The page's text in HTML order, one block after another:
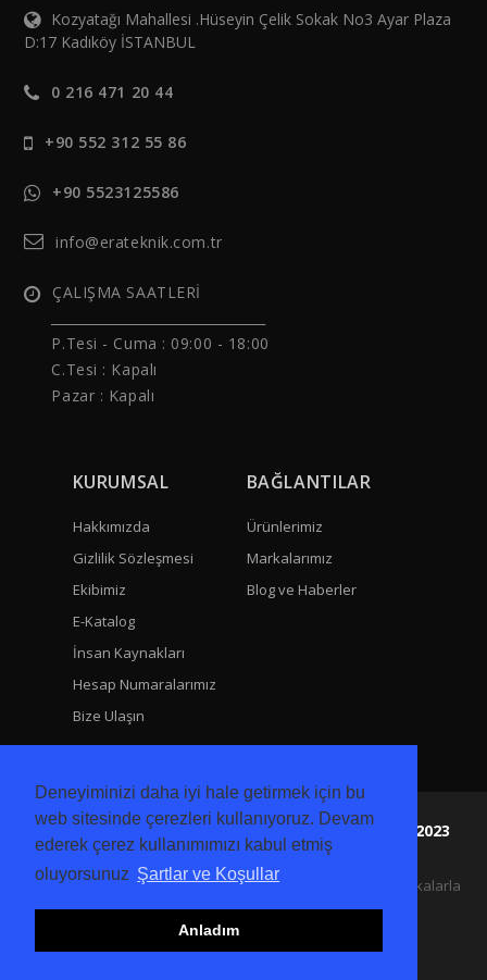
Deneyiminizi daha iyi hale getirmek için bu
web sitesinde çerezleri kullanıyoruz. Devam
ederek çerez kullanımımızı kabul etmiş
oluyorsunuz Şartlar ve Koşullar
Anladım
Kozyatağı Mahallesi .Hüseyin Çelik Sokak No3 Ayar Plaza
D:17 Kadıköy İSTANBUL
0 216 471 20 44
+90 552 312 55 86
+90 5523125586
info@erateknik.com.tr
ÇALIŞMA SAATLERİ
P.Tesi - Cuma : 09:00 - 18:00
C.Tesi : Kapalı
Pazar : Kapalı
KURUMSAL
Hakkımızda
Gizlilik Sözleşmesi
Ekibimiz
E-Katalog
İnsan Kaynakları
Hesap Numaralarımız
Bize Ulaşın
BAĞLANTILAR
Ürünlerimiz
Markalarımız
Blog ve Haberler
Era Teknik Elektrik San ve Tic Ltd Sti. Copyright 2023
Tüm Hakları Mahfuzdur.
30 Yıllık Endüstriyel Tecrübemizle Temsilcisi olduğumuz markalarla
satış, uygulama ve mühendislik hizmeti sunmaktayız.